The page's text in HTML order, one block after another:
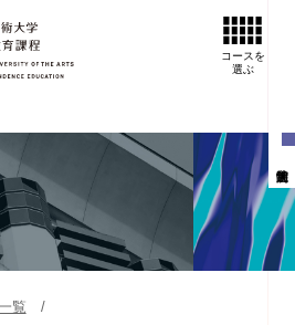
コースを
選ぶ
覧